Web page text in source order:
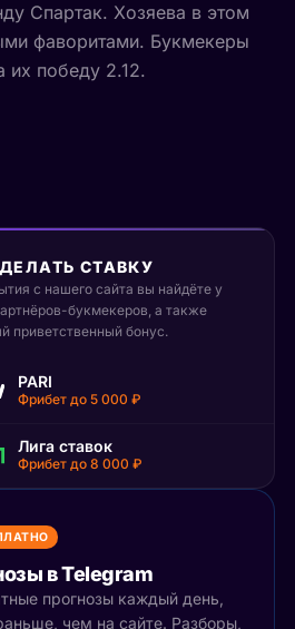
Спартак. Хозяева в этом
фаворитами. Букмекеры
их победу 2.12.
2025
14:00
МСК
СТАВКУ
с нашего сайта вы найдёте у
букмекеров, а также
приветственный бонус.
PARI
Фрибет до 5 000 ₽
Лига ставок
Фрибет до 8 000 ₽
в Telegram
прогнозы каждый день,
чем на сайте. Разборы,